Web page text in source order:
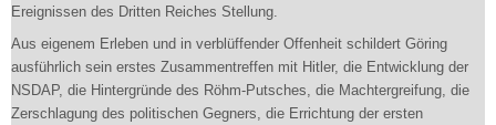
Ereignissen des Dritten Reiches Stellung.
Aus eigenem Erleben und in verblüffender Offenheit schildert Göring
ausführlich sein erstes Zusammentreffen mit Hitler, die Entwicklung der
NSDAP, die Hintergründe des Röhm-Putsches, die Machtergreifung, die
Zerschlagung des politischen Gegners, die Errichtung der ersten